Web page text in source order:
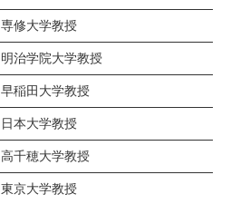
専修大学教授
明治学院大学教授
早稲田大学教授
日本大学教授
高千穂大学教授
東京大学教授